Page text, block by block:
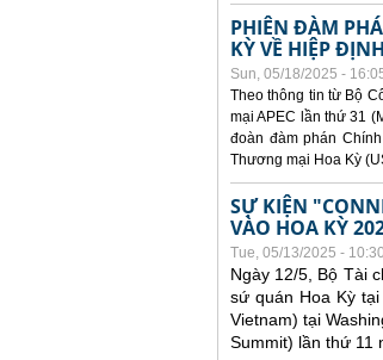
PHIÊN ĐÀM
KỲ VỀ HIỆP
Sun, 05/18/2025 -
Theo thông tin từ Bộ
mại APEC lần thứ 31
đoàn đàm phán
Thương mại Hoa Kỳ
SỰ KIỆN
VÀO HOA KỲ
Tue, 05/13/2025 - 10:30
Ngày 12/5, Bộ Tài
sứ quán Hoa Kỳ
Vietnam) tại
Summit) lần thứ 11